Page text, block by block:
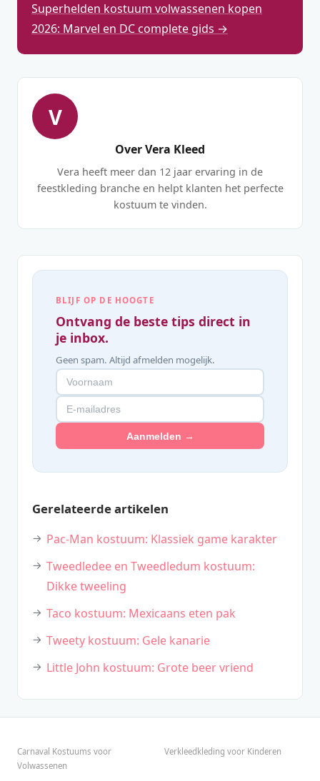
Superhelden kostuum volwassenen kopen
2026: Marvel en DC complete gids →
V
Over Vera Kleed
Vera heeft meer dan 12 jaar ervaring in de
feestkleding branche en helpt klanten het perfecte
kostuum te vinden.
BLIJF OP DE HOOGTE
Ontvang de beste tips direct in
je inbox.
Geen spam. Altijd afmelden mogelijk.
Aanmelden →
Gerelateerde artikelen
Pac-Man kostuum: Klassiek game karakter
Tweedledee en Tweedledum kostuum:
Dikke tweeling
Taco kostuum: Mexicaans eten pak
Tweety kostuum: Gele kanarie
Little John kostuum: Grote beer vriend
Carnaval Kostuums voor
Volwassenen
Verkleedkleding voor Kinderen